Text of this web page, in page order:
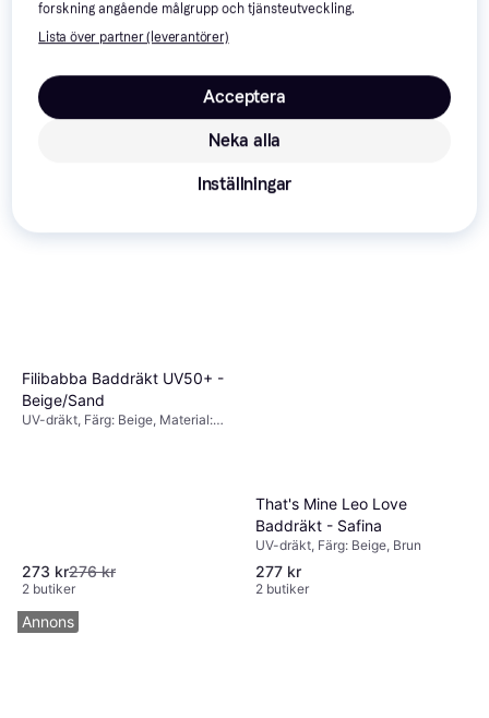
119 kr
Sparkly Blue - Blå
UV-dräkt
259 kr289 kr
2 butiker
Filibabba Baddräkt UV50+ -
Beige/Sand
UV-dräkt, Färg: Beige, Material:
273 kr276 kr
2 butiker
That's Mine Leo Love
Baddräkt - Safina
UV-dräkt, Färg: Beige, Brun
277 kr
2 butiker
Annons
forskning angående målgrupp och tjänsteutveckling.
Lista över partner (leverantörer)
Neka alla
Acceptera
Inställningar